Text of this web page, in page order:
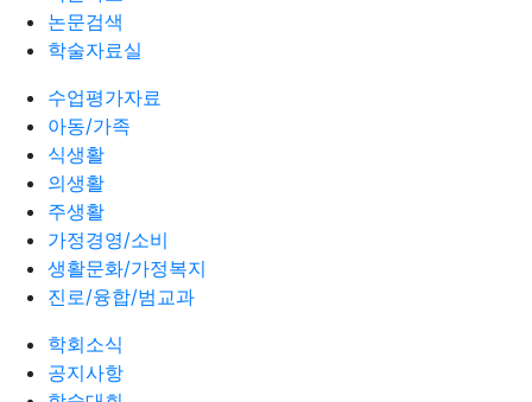
논문검색
학술자료실
수업평가자료
아동/가족
식생활
의생활
주생활
가정경영/소비
생활문화/가정복지
진로/융합/범교과
학회소식
공지사항